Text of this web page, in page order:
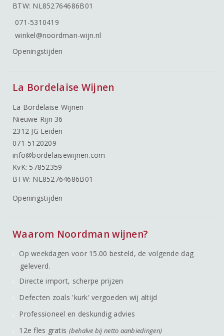
BTW: NL852764686B01
071-5310419
winkel@noordman-wijn.nl
Openingstijden
La Bordelaise Wijnen
La Bordelaise Wijnen
Nieuwe Rijn 36
2312 JG Leiden
071-5120209
info@bordelaisewijnen.com
KvK: 57852359
BTW: NL852764686B01
Openingstijden
Waarom Noordman wijnen?
Op weekdagen voor 15.00 besteld, de volgende dag
geleverd.
Directe import, scherpe prijzen
Defecten zoals 'kurk' vergoeden wij altijd
Professioneel en deskundig advies
12e fles gratis (behalve bij netto aanbiedingen)